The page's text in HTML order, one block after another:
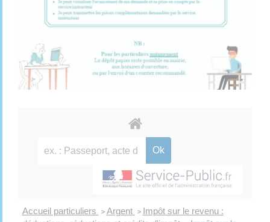
Accueil particuliers > Argent > Impôt sur le revenu :